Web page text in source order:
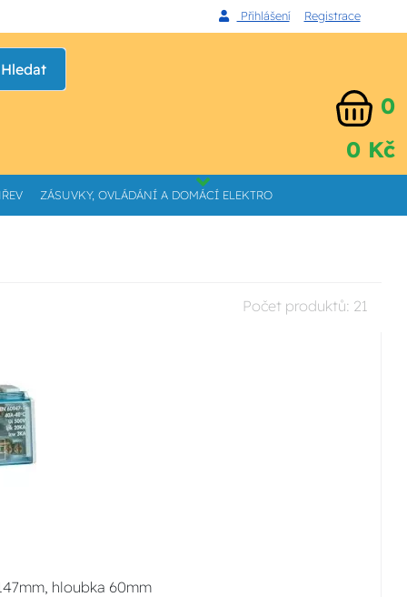
Přihlášení Registrace
Hledat
0
0 Kč
ZÁSUVKY, OVLÁDÁNÍ A DOMÁCÍ ELEKTRO
Počet produktů: 21
hloubka 60mm